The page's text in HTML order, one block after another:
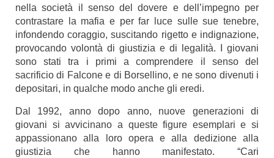
nella società il senso del dovere e dell’impegno per
contrastare la mafia e per far luce sulle sue tenebre,
infondendo coraggio, suscitando rigetto e indignazione,
provocando volontà di giustizia e di legalità.
I giovani
sono stati tra i primi a comprendere il senso del
sacrificio di Falcone e di Borsellino, e ne sono divenuti i
depositari, in qualche modo anche gli eredi.
Dal 1992, anno dopo anno, nuove generazioni di
giovani si avvicinano a queste figure esemplari e si
appassionano alla loro opera e alla dedizione alla
giustizia che hanno manifestato. “Cari